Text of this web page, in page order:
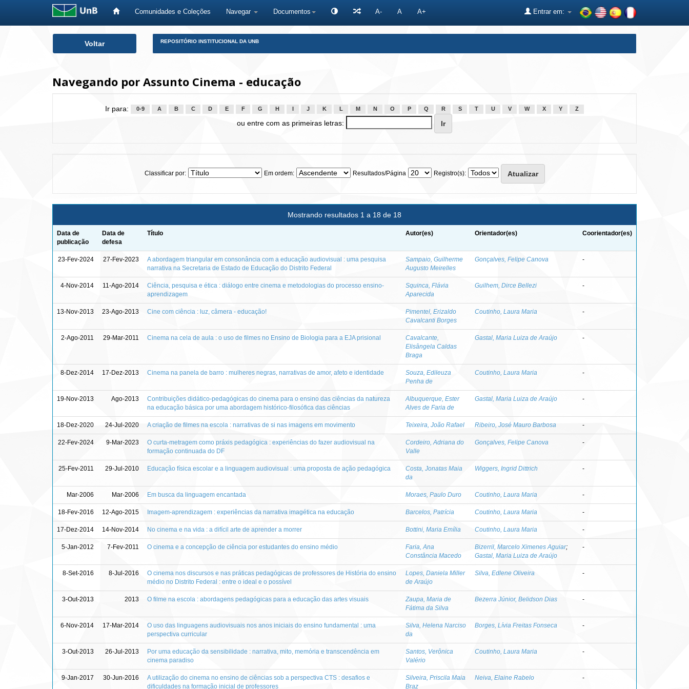
Comunidades e Coleções Navegar Documentos A- A A+ Entrar em:
Voltar REPOSITÓRIO INSTITUCIONAL DA UNB
Navegando por Assunto Cinema - educação
Ir para: 0-9 A B C D E F G H J K L M N O P Q R S T U V W X Y Z
ou entre com as primeiras letras:
Classificar por: Em ordem: Resultados/Página Registro(s):
Mostrando resultados 1 a 18 de 18
Data de
publicação
Data de
defesa
Título Autor(es) Orientador(es) Coorientador(es)
23-Fev-2024 27-Fev-2023
A abordagem triangular em consonância com a educação audiovisual : uma pesquisa
narrativa na Secretaria de Estado de Educação do Distrito Federal
Sampaio, Guilherme
Augusto Meirelles
Gonçalves, Felipe Canova -
4-Nov-2014 11-Ago-2014
Ciência, pesquisa e ética : diálogo entre cinema e metodologias do processo ensino-
aprendizagem
Squinca, Flávia
Aparecida
Guilhem, Dirce Bellezi -
13-Nov-2013 23-Ago-2013 Cine com ciência : luz, câmera - educação!
Pimentel, Erizaldo
Cavalcanti Borges
Coutinho, Laura Maria -
2-Ago-2011 29-Mar-2011 Cinema na cela de aula : o uso de filmes no Ensino de Biologia para a EJA prisional
Cavalcante,
Elisângela Caldas
Braga
Gastal, Maria Luiza de Araújo -
8-Dez-2014 17-Dez-2013 Cinema na panela de barro : mulheres negras, narrativas de amor, afeto e identidade
Souza, Edileuza
Penha de
Coutinho, Laura Maria -
19-Nov-2013 Ago-2013
Contribuições didático-pedagógicas do cinema para o ensino das ciências da natureza
na educação básica por uma abordagem histórico-filosófica das ciências
Albuquerque, Ester
Alves de Faria de
Gastal, Maria Luiza de Araújo -
18-Dez-2020 24-Jul-2020 A criação de filmes na escola : narrativas de si nas imagens em movimento Teixeira, João Rafael Ribeiro, José Mauro Barbosa -
22-Fev-2024 9-Mar-2023
O curta-metragem como práxis pedagógica : experiências do fazer audiovisual na
formação continuada do DF
Cordeiro, Adriana do
Valle
Gonçalves, Felipe Canova -
25-Fev-2011 29-Jul-2010 Educação física escolar e a linguagem audiovisual : uma proposta de ação pedagógica
Costa, Jonatas Maia
da
Wiggers, Ingrid Dittrich -
Mar-2006 Mar-2006 Em busca da linguagem encantada Moraes, Paulo Duro Coutinho, Laura Maria -
18-Fev-2016 12-Ago-2015 Imagem-aprendizagem : experiências da narrativa imagética na educação Barcelos, Patrícia Coutinho, Laura Maria -
17-Dez-2014 14-Nov-2014 No cinema e na vida : a difícil arte de aprender a morrer Bottini, Maria Emília Coutinho, Laura Maria -
5-Jan-2012 7-Fev-2011 O cinema e a concepção de ciência por estudantes do ensino médio
Faria, Ana
Constância Macedo
Bizerril, Marcelo Ximenes Aguiar;
Gastal, Maria Luiza de Araújo
-
8-Set-2016 8-Jul-2016
O cinema nos discursos e nas práticas pedagógicas de professores de História do ensino
médio no Distrito Federal : entre o ideal e o possível
Lopes, Daniela Miller
de Araújo
Silva, Edlene Oliveira -
3-Out-2013 2013 O filme na escola : abordagens pedagógicas para a educação das artes visuais
Zaupa, Maria de
Fátima da Silva
Bezerra Júnior, Belidson Dias -
6-Nov-2014 17-Mar-2014
O uso das linguagens audiovisuais nos anos iniciais do ensino fundamental : uma
perspectiva curricular
Silva, Helena Narciso
da
Borges, Lívia Freitas Fonseca -
3-Out-2013 26-Jul-2013
Por uma educação da sensibilidade : narrativa, mito, memória e transcendência em
cinema paradiso
Santos, Verônica
Valério
Coutinho, Laura Maria -
9-Jan-2017 30-Jun-2016
A utilização do cinema no ensino de ciências sob a perspectiva CTS : desafios e
dificuldades na formação inicial de professores
Silveira, Priscila Maia
Braz
Neiva, Elaine Rabelo -